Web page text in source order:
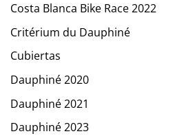
Costa Blanca Bike Race 2022
Critérium du Dauphiné
Cubiertas
Dauphiné 2020
Dauphiné 2021
Dauphiné 2023